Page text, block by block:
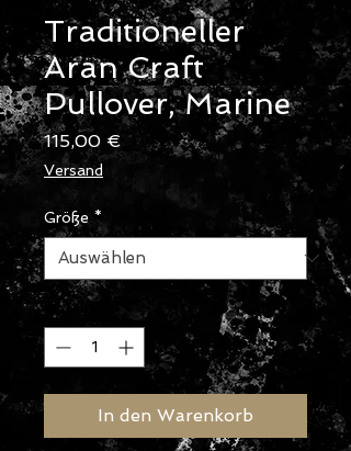
Traditioneller
Aran Craft
Pullover, Marine
115,00 € Preis
Versand
Größe *
Anzahl
In den Warenkorb